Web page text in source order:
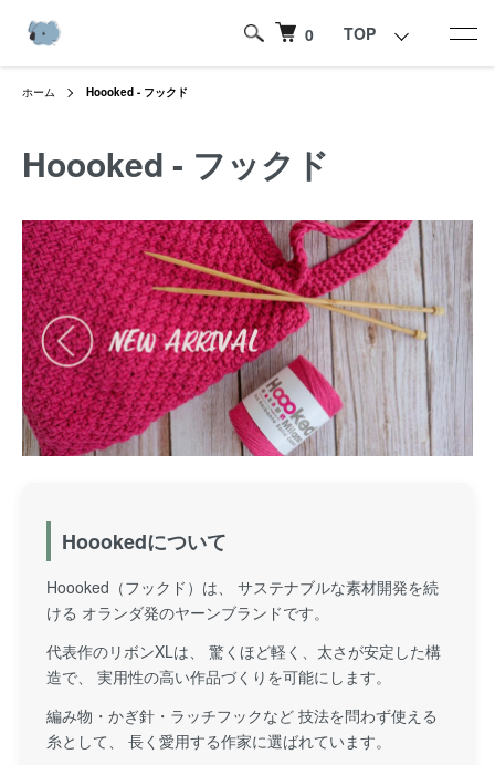
0 TOP
ホーム Hoooked - フックド
Hoooked - フックド
Hoookedについて
Hoooked（フックド）は、 サステナブルな素材開発を続
ける オランダ発のヤーンブランドです。
代表作のリボンXLは、 驚くほど軽く、太さが安定した構
造で、 実用性の高い作品づくりを可能にします。
編み物・かぎ針・ラッチフックなど 技法を問わず使える
糸として、 長く愛用する作家に選ばれています。